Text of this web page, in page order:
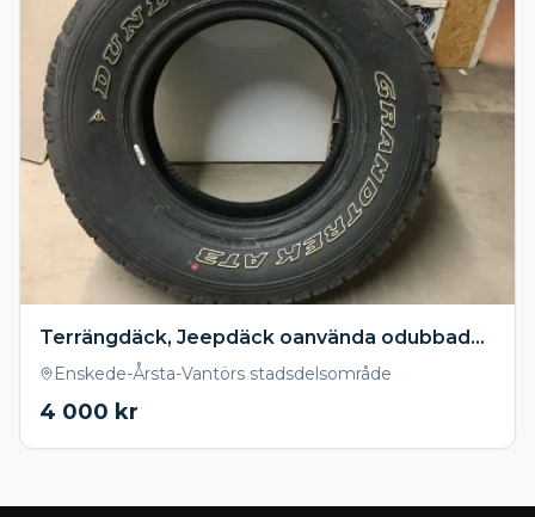
Terrängdäck, Jeepdäck oanvända odubbade 225x70x15. 100T Dunlop på GM fälg
Enskede-Årsta-Vantörs stadsdelsområde
4 000 kr